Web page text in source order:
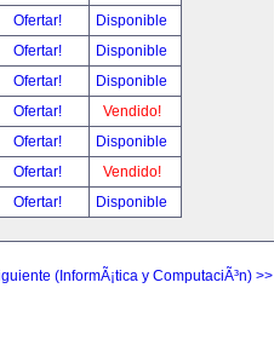
Ofertar!
Disponible
Ofertar!
Disponible
Ofertar!
Disponible
Ofertar!
Vendido!
Ofertar!
Disponible
Ofertar!
Vendido!
Ofertar! Disponible
(InformÃ¡tica y ComputaciÃ³n) >>